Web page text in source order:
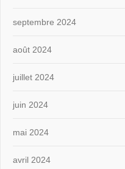
septembre 2024
août 2024
juillet 2024
juin 2024
mai 2024
avril 2024